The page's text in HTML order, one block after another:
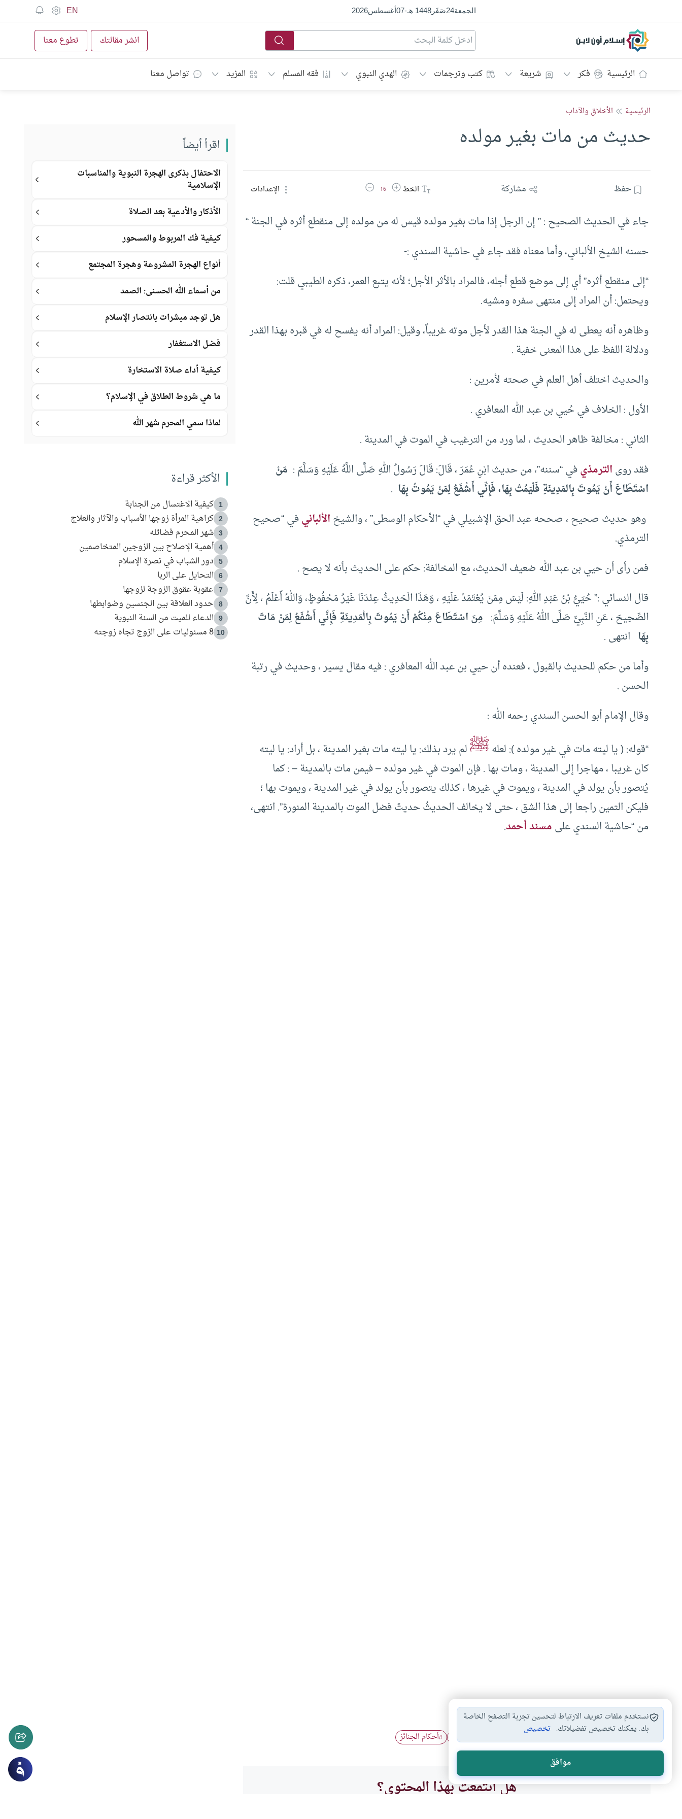
الجمعة24صَفَر1448 هـ -
07أغسطس2026
EN
إسلام أون لاين انشر مقالتك تطوع معنا
الرئيسية فكر شريعة كتب وترجمات الهدي النبوي فقه المسلم المزيد تواصل معنا
الرئيسية الأخلاق والآداب
حديث من مات بغير مولده
حفظ مشاركة الخطزيادة حجم الخط
16 تقليل حجم الخط الإعدادات
جاء في الحديث الصحيح : ” إن الرجل إذا مات بغير مولده قيس له من مولده إلى منقطع أثره في الجنة “
حسنه الشيخ الألباني، وأما معناه فقد جاء في حاشية السندي :-
“إلى منقطع أثره” أي إلى موضع قطع أجله، فالمراد بالأثر الأجل؛ لأنه يتبع العمر، ذكره الطيبي قلت:
ويحتمل: أن المراد إلى منتهى سفره ومشيه.
وظاهره أنه يعطى له في الجنة هذا القدر لأجل موته غريباً، وقيل: المراد أنه يفسح له في قبره بهذا القدر
ودلالة اللفظ على هذا المعنى خفية .
والحديث اختلف أهل العلم في صحته لأمرين :
الأول : الخلاف في حُيي بن عبد الله المعافري .
الثاني : مخالفة ظاهر الحديث ، لما ورد من الترغيب في الموت في المدينة .
فقد روىالترمذيفي “سننه”، من حديث ابْنِ عُمَرَ ، قَالَ: قَالَ رَسُولُ اللهِ صَلَّى اللَّهُ عَلَيْهِ وَسَلَّمَ : مَنْ
اسْتَطَاعَ أَنْ يَمُوتَ بِالمَدِينَةِ فَلْيَمُتْ بِهَا، فَإِنِّي أَشْفَعُ لِمَنْ يَمُوتُ بِهَا .
وهو حديث صحيح ، صححه عبد الحق الإشبيلي في “الأحكام الوسطى” ، والشيخالألبانيفي “صحيح
الترمذي.
فمن رأى أن حيي بن عبد الله ضعيف الحديث، مع المخالفة: حكم على الحديث بأنه لا يصح .
قال النسائي :” حُيَيُّ بْنُ عَبْدِ اللهِ: لَيْسَ مِمَنْ يُعْتَمَدُ عَلَيْهِ ، وَهَذَا الْحَدِيثُ عِنْدَنَا غَيْرُ مَحْفُوظٍ، وَاللهُ أَعْلَمُ ، لِأَنَّ
الصَّحِيحَ ، عَنِ النَّبِيِّ صَلَّى اللهُ عَلَيْهِ وَسَلَّمَ: مِنَ اسْتَطَاعَ مِنْكُمْ أَنْ يَمُوتَ بِالْمَدِينَةِ فَإِنِّي أَشْفَعُ لِمَنْ مَاتَ
بِهَا انتهى .
وأما من حكم للحديث بالقبول ، فعنده أن حيي بن عبد الله المعافري : فيه مقال يسير ، وحديث في رتبة
الحسن .
وقال الإمام أبو الحسن السندي رحمه الله :
“قوله: ( يا ليته مات في غير مولده ): لعلهﷺلم يرد بذلك: يا ليته مات بغير المدينة ، بل أراد: يا ليته
كان غريبا ، مهاجرا إلى المدينة ، ومات بها . فإن الموت في غير مولده – فيمن مات بالمدينة – : كما
يُتصور بأن يولد في المدينة ، ويموت في غيرها ، كذلك يتصور بأن يولد في غير المدينة ، ويموت بها ؛
فليكن التمين راجعا إلى هذا الشق ، حتى لا يخالف الحديثُ حديثَ فضل الموت بالمدينة المنورة”. انتهى،
من “حاشية السندي علىمسند أحمد.
دخول المسلم الجنة نقل الميت من… الدعاء عند إنزال… #أحكام الجنائز
هل انتفعت بهذا المحتوى؟
اقرأ أيضاً
الاحتفال بذكرى الهجرة النبوية والمناسبات
الإسلامية
الأذكار والأدعية بعد الصلاة
كيفية فك المربوط والمسحور
أنواع الهجرة المشروعة وهجرة المجتمع
من أسماء الله الحسنى: الصمد
هل توجد مبشرات بانتصار الإسلام
فضل الاستغفار
كيفية أداء صلاة الاستخارة
ما هي شروط الطلاق في الإسلام؟
لماذا سمي المحرم شهر الله
الأكثر قراءة
1 كيفية الاغتسال من الجنابة
2 كراهية المرأة زوجها الأسباب والآثار والعلاج
3 شهر المحرم فضائله
4 أهمية الإصلاح بين الزوجين المتخاصمين
5 دور الشباب في نصرة الإسلام
6 التحايل على الربا
7 عقوبة عقوق الزوجة لزوجها
8 حدود العلاقة بين الجنسين وضوابطها
9 الدعاء للميت من السنة النبوية
10 8 مسئوليات على الزوج تجاه زوجته
نستخدم ملفات تعريف الارتباط لتحسين تجربة التصفح الخاصة
بك. يمكنك تخصيص تفضيلاتك. تخصيص
موافق